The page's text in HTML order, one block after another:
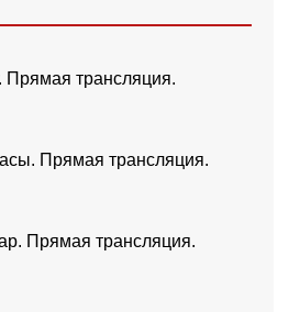
Прямая трансляция.
Прямая трансляция.
Прямая трансляция.